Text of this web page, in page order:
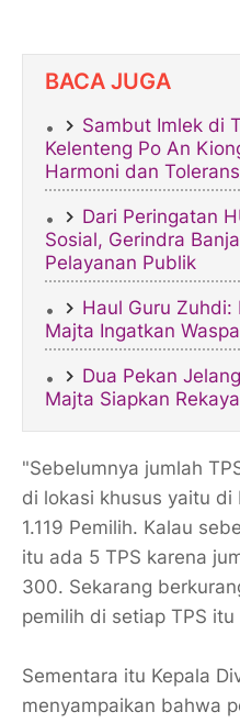
BACA JUGA
​Sambut Imlek di
Kelenteng Po An
Harmoni dan
Dari Peringatan
Sosial, Gerindra
Pelayanan Publik
Haul Guru Zuhdi:
Majta Ingatkan
Dua Pekan
Majta Siapkan
"Sebelumnya jumlah
di lokasi khusus yaitu di
1.119 Pemilih. Kalau
itu ada 5 TPS karena
300. Sekarang
pemilih di setiap TPS
Sementara itu Kepala
menyampaikan bahwa